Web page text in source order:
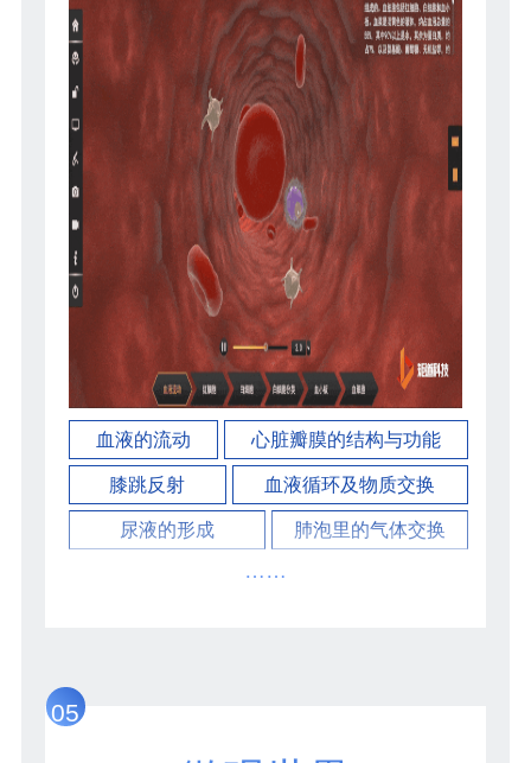
血液的流动 心脏瓣膜的结构与功能
膝跳反射 血液循环及物质交换
尿液的形成 肺泡里的气体交换
……
05